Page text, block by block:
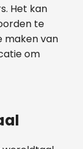
Het kan
te
maken van
om